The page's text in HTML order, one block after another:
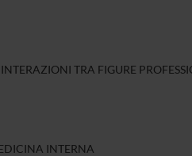
TRA FIGURE
INTERNA